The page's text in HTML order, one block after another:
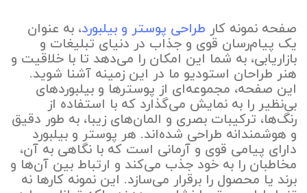
صفحه نمونه کار طراحی پوستر و بیلبورد، به عنوان
یک پیام‌رسان قوی و جذاب در دنیای تبلیغات و
بازاریابی، به شما این امکان را می‌دهد تا با خلاقیت و
هنر طراحان استودیو ما در این زمینه آشنا شوید.
این صفحه، مجموعه‌ای از پوسترها و بیلبوردهای
بی‌نظیر را به نمایش می‌گذارد که با استفاده از
رنگ‌ها، ترکیبات بصری و المان‌های زیبا، به طور دقیق
و هوشمندانه طراحی شده‌اند. هر پوستر و بیلبورد
دارای پیامی قوی و آرمانی است که با نگاهی به آن،
مخاطبان را به خود جذب می‌کند و ارتباط بین آن‌ها و
برند یا محصول را برقرار می‌سازد. این نمونه کارها نه